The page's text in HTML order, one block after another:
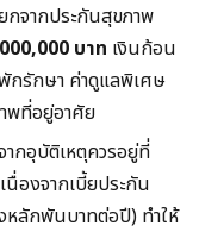
กจากประกันสุขภาพ
บาท เงินก้อน
พักรักษา ค่าดูแลพิเศษ
พที่อยู่อาศัย
ากอุบัติเหตุควรอยู่ที่
เนื่องจากเบี้ยประกัน
หลักพันบาทต่อปี) ทำให้